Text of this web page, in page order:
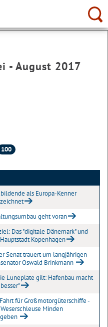
- August 2017
100
als Europa-Kenner
geht voran
Das "digitale Dänemark" und
Kopenhagen
Senat trauert um langjährigen
Oswald Brinkmann
Luneplate gilt: Hafenbau macht
für Großmotorgüterschiffe -
Minden